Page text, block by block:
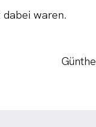
waren.
Günther